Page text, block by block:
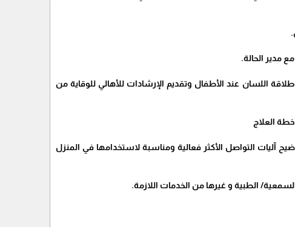
مدير الحالة.
اللسان عند الأطفال وتقديم الإرشادات للأهالي للوقاية من
العلاج
آليات التواصل الأكثر فعالية ومناسبة لاستخدامها في المنزل
الطبية و غيرها من الخدمات اللازمة.